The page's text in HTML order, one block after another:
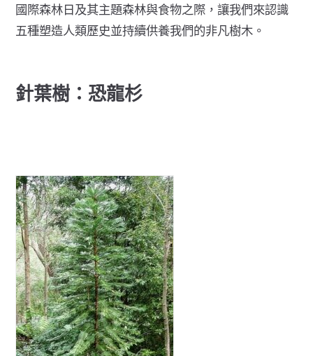
國際森林日及其主題森林與食物之際，讓我們來認識
五種塑造人類歷史並持續供養我們的非凡樹木。
針葉樹：恐龍杉